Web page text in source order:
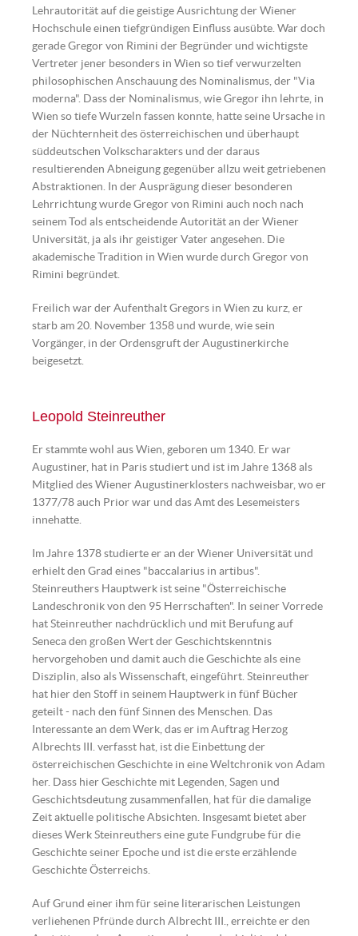
Lehrautorität auf die geistige Ausrichtung der Wiener
Hochschule einen tiefgründigen Einfluss ausübte. War doch
gerade Gregor von Rimini der Begründer und wichtigste
Vertreter jener besonders in Wien so tief verwurzelten
philosophischen Anschauung des Nominalismus, der "Via
moderna". Dass der Nominalismus, wie Gregor ihn lehrte, in
Wien so tiefe Wurzeln fassen konnte, hatte seine Ursache in
der Nüchternheit des österreichischen und überhaupt
süddeutschen Volkscharakters und der daraus
resultierenden Abneigung gegenüber allzu weit getriebenen
Abstraktionen. In der Ausprägung dieser besonderen
Lehrrichtung wurde Gregor von Rimini auch noch nach
seinem Tod als entscheidende Autorität an der Wiener
Universität, ja als ihr geistiger Vater angesehen. Die
akademische Tradition in Wien wurde durch Gregor von
Rimini begründet.
Freilich war der Aufenthalt Gregors in Wien zu kurz, er
starb am 20. November 1358 und wurde, wie sein
Vorgänger, in der Ordensgruft der Augustinerkirche
beigesetzt.
Leopold Steinreuther
Er stammte wohl aus Wien, geboren um 1340. Er war
Augustiner, hat in Paris studiert und ist im Jahre 1368 als
Mitglied des Wiener Augustinerklosters nachweisbar, wo er
1377/78 auch Prior war und das Amt des Lesemeisters
innehatte.
Im Jahre 1378 studierte er an der Wiener Universität und
erhielt den Grad eines "baccalarius in artibus".
Steinreuthers Hauptwerk ist seine "Österreichische
Landeschronik von den 95 Herrschaften". In seiner Vorrede
hat Steinreuther nachdrücklich und mit Berufung auf
Seneca den großen Wert der Geschichtskenntnis
hervorgehoben und damit auch die Geschichte als eine
Disziplin, also als Wissenschaft, eingeführt. Steinreuther
hat hier den Stoff in seinem Hauptwerk in fünf Bücher
geteilt - nach den fünf Sinnen des Menschen. Das
Interessante an dem Werk, das er im Auftrag Herzog
Albrechts III. verfasst hat, ist die Einbettung der
österreichischen Geschichte in eine Weltchronik von Adam
her. Dass hier Geschichte mit Legenden, Sagen und
Geschichtsdeutung zusammenfallen, hat für die damalige
Zeit aktuelle politische Absichten. Insgesamt bietet aber
dieses Werk Steinreuthers eine gute Fundgrube für die
Geschichte seiner Epoche und ist die erste erzählende
Geschichte Österreichs.
Auf Grund einer ihm für seine literarischen Leistungen
verliehenen Pfründe durch Albrecht III., erreichte er den